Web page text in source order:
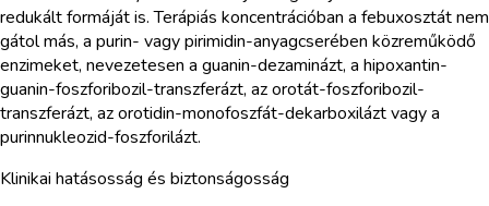
redukált formáját is. Terápiás koncentrációban a febuxosztát nem
gátol más, a purin- vagy pirimidin-anyagcserében közreműködő
enzimeket, nevezetesen a guanin-dezaminázt, a hipoxantin-
guanin-foszforibozil-transzferázt, az orotát-foszforibozil-
transzferázt, az orotidin-monofoszfát-dekarboxilázt vagy a
purinnukleozid-foszforilázt.
Klinikai hatásosság és biztonságosság